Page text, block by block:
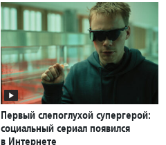
Первый слепоглухой супергерой:
социальный сериал появился
в Интернете